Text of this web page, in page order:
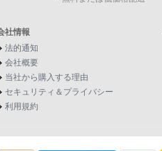
社情報
法的通知
会社概要
当社から購入する理由
セキュリティ＆プライバシー
利用規約